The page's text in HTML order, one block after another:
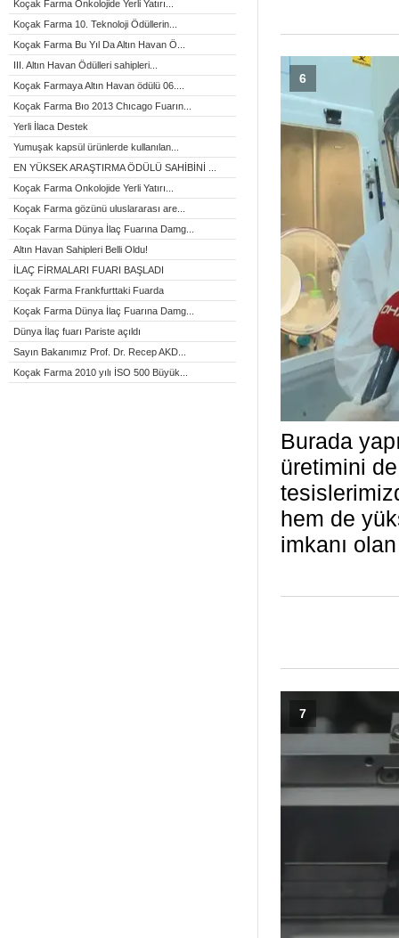
Koçak Farma Onkolojide Yerli Yatırı...
Koçak Farma 10. Teknoloji Ödüllerin...
Koçak Farma Bu Yıl Da Altın Havan Ö...
III. Altın Havan Ödülleri sahipleri...
Koçak Farmaya Altın Havan ödülü 06....
Koçak Farma Bıo 2013 Chıcago Fuarın...
Yerli İlaca Destek
Yumuşak kapsül ürünlerde kullanılan...
EN YÜKSEK ARAŞTIRMA ÖDÜLÜ SAHİBİNİ ...
Koçak Farma Onkolojide Yerli Yatırı...
Koçak Farma gözünü uluslararası are...
Koçak Farma Dünya İlaç Fuarına Damg...
Altın Havan Sahipleri Belli Oldu!
İLAÇ FİRMALARI FUARI BAŞLADI
Koçak Farma Frankfurttaki Fuarda
Koçak Farma Dünya İlaç Fuarına Damg...
Dünya İlaç fuarı Pariste açıldı
Sayın Bakanımız Prof. Dr. Recep AKD...
Koçak Farma 2010 yılı İSO 500 Büyük...
6
Burada
üretimini
hem de
imkanı
7